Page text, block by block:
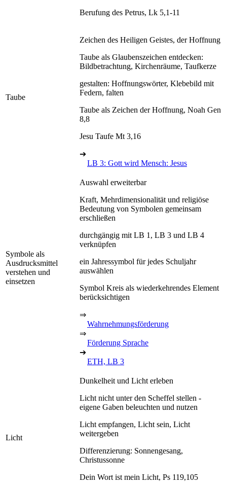
Berufung des Petrus, Lk 5,1-11
Taube
Zeichen des Heiligen Geistes, der Hoffnung
Taube als Glaubenszeichen entdecken:
Bildbetrachtung, Kirchenräume, Taufkerze
gestalten: Hoffnungswörter, Klebebild mit
Federn, falten
Taube als Zeichen der Hoffnung, Noah Gen
8,8
Jesu Taufe Mt 3,16
➔
LB 3: Gott wird Mensch: Jesus
Symbole als
Ausdrucksmittel
verstehen und
einsetzen
Auswahl erweiterbar
Kraft, Mehrdimensionalität und religiöse
Bedeutung von Symbolen gemeinsam
erschließen
durchgängig mit LB 1, LB 3 und LB 4
verknüpfen
ein Jahressymbol für jedes Schuljahr
auswählen
Symbol Kreis als wiederkehrendes Element
berücksichtigen
⇒
Wahrnehmungsförderung
⇒
Förderung Sprache
➔
ETH, LB 3
Licht
Dunkelheit und Licht erleben
Licht nicht unter den Scheffel stellen -
eigene Gaben beleuchten und nutzen
Licht empfangen, Licht sein, Licht
weitergeben
Differenzierung: Sonnengesang,
Christussonne
Dein Wort ist mein Licht, Ps 119,105